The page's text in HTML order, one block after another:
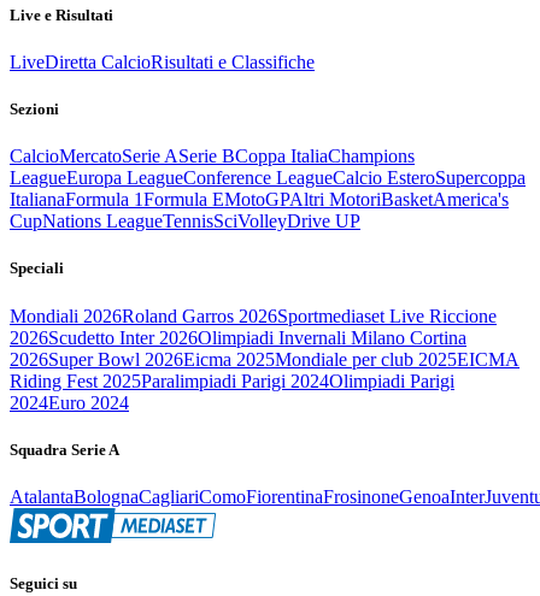
Live e Risultati
LiveDiretta CalcioRisultati e Classifiche
Sezioni
CalcioMercatoSerie ASerie BCoppa ItaliaChampions
LeagueEuropa LeagueConference LeagueCalcio EsteroSupercoppa
ItalianaFormula 1Formula EMotoGPAltri MotoriBasketAmerica's
CupNations LeagueTennisSciVolleyDrive UP
Speciali
Mondiali 2026Roland Garros 2026Sportmediaset Live Riccione
2026Scudetto Inter 2026Olimpiadi Invernali Milano Cortina
2026Super Bowl 2026Eicma 2025Mondiale per club 2025EICMA
Riding Fest 2025Paralimpiadi Parigi 2024Olimpiadi Parigi
2024Euro 2024
Squadra Serie A
AtalantaBolognaCagliariComoFiorentinaFrosinoneGenoaInter
Seguici su